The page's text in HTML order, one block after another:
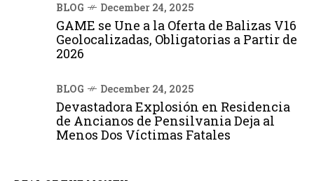
BLOG December 24, 2025
GAME se Une a la Oferta de Balizas V16
Geolocalizadas, Obligatorias a Partir de
2026
BLOG December 24, 2025
Devastadora Explosión en Residencia
de Ancianos de Pensilvania Deja al
Menos Dos Víctimas Fatales